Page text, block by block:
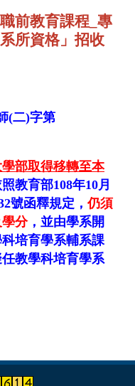
前教育課程_專
所資格」招收
(二)字第
部取得移轉至本
照教育部108年10月
號函釋規定，仍須
分，並由學系開
培育學系輔系課
教學科培育學系